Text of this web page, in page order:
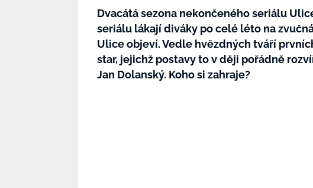
Dvacátá sezona nekončeného seriálu
seriálu lákají diváky po celé léto na
Ulice objeví. Vedle hvězdných tváří
star, jejichž postavy to v ději pořádně
Jan Dolanský. Koho si zahraje?